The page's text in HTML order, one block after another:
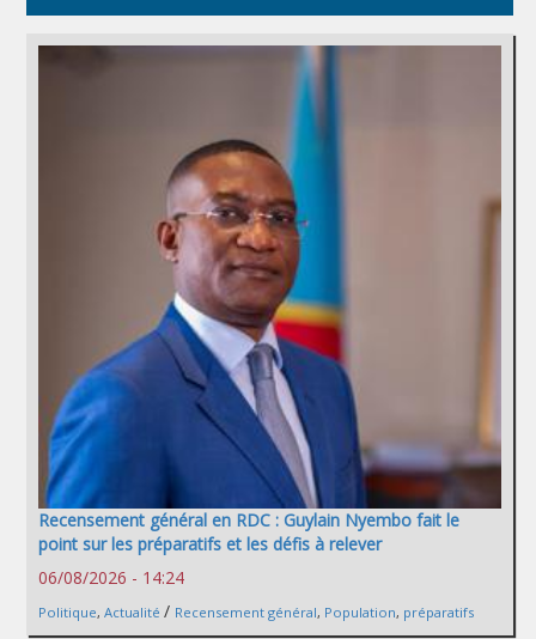
Recensement général en RDC : Guylain Nyembo fait le
point sur les préparatifs et les défis à relever
06/08/2026 - 14:24
Politique, Actualité / Recensement général, Population, préparatifs